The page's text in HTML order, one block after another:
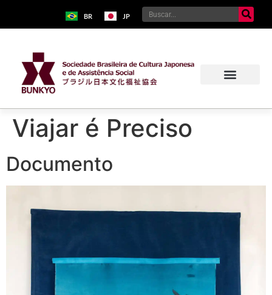
BR JP
Viajar é Preciso
Documento